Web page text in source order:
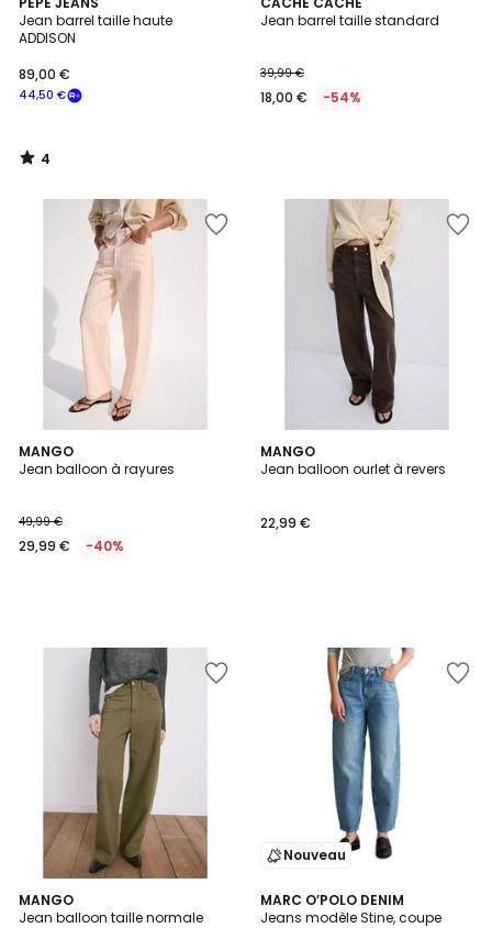
Jean barrel taille haute
ADDISON
44,50 €
89,00 €
/
5
4
/
Jean barrel taille standard
39,99 €
18,00 € -54%
MANGO
Jean balloon à rayures
49,99 €
29,99 € -40%
MANGO
Jean balloon ourlet à revers
22,99 €
MANGO
Jean balloon taille normale
Nouveau
MARC O’POLO DENIM
Jeans modèle Stine, coupe